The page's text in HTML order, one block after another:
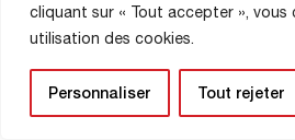
cliquant sur « Tout accepter »,
utilisation des cookies.
Personnaliser Tout rejeter